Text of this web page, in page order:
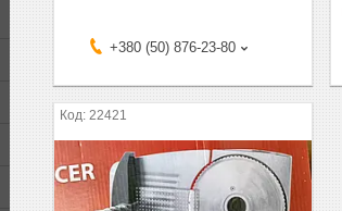
+380 (50) 876-23-80
22421